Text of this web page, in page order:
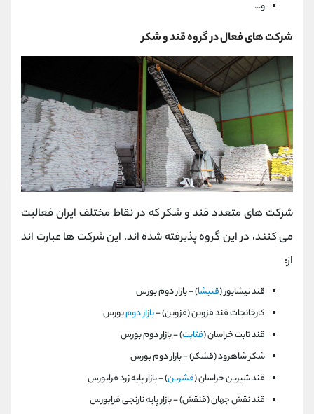
و...
شرکت های فعال در گروه قند و شکر
شرکت های متعدد قند و شکر که در نقاط مختلف ایران فعالیت
می کنند، در این گروه پذیرفته شده اند. این شرکت ها عبارت اند
از:
قند نيشابور (قنيشا) - بازار دوم بورس
كارخانجات‌ قند قزوين‌ (قزوين) -بازار دومبورس
قند ثابت‌ خراسان‌ (قثابت) - بازار دوم بورس
شکر شاهرود (قشكر) - بازار دوم بورس
قند شيرين خراسان (قشرين) - بازار پايه زرد فرابورس
قند نقش جهان (قنقش) - بازار پايه نارنجی فرابورس